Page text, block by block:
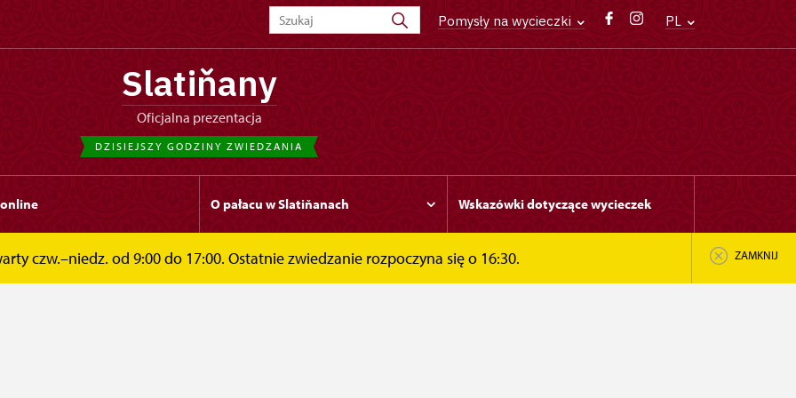
Pomysły na wycieczki PL
Slatiňany
Oficjalna prezentacja
DZISIEJSZY GODZINY ZWIEDZANIA
O pałacu w Slatiňanach Wskazówki dotyczące wycieczek
czw.–niedz. od 9:00 do 17:00. Ostatnie zwiedzanie rozpoczyna się o 16:30. ZAMKNIJ